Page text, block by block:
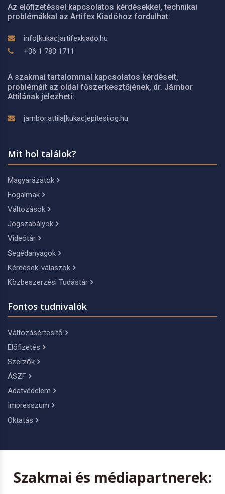
Az előfizetéssel kapcsolatos kérdésekkel, technikai
problémákkal az Artifex Kiadóhoz fordulhat:
info[kukac]artifexkiado.hu
+36 1 783 1711
A szakmai tartalommal kapcsolatos kérdéseit,
problémáit az oldal főszerkesztőjének, dr. Jámbor
Attilának jelezheti:
jambor.attila[kukac]epitesijog.hu
Mit hol találok?
Magyarázatok
Fogalmak
Változások
Jogszabályok
Videótár
Segédanyagok
Kérdések-válaszok
Közbeszerzési Tudástár
Fontos tudnivalók
Változásértesítő
Előfizetés
Szerzők
ÁSZF
Adatvédelem
Impresszum
Oktatás
Szakmai és médiapartnerek: